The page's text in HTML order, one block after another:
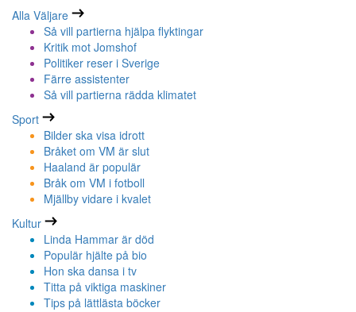
Alla Väljare
Så vill partierna hjälpa flyktingar
Kritik mot Jomshof
Politiker reser i Sverige
Färre assistenter
Så vill partierna rädda klimatet
Sport
Bilder ska visa idrott
Bråket om VM är slut
Haaland är populär
Bråk om VM i fotboll
Mjällby vidare i kvalet
Kultur
Linda Hammar är död
Populär hjälte på bio
Hon ska dansa i tv
Titta på viktiga maskiner
Tips på lättlästa böcker